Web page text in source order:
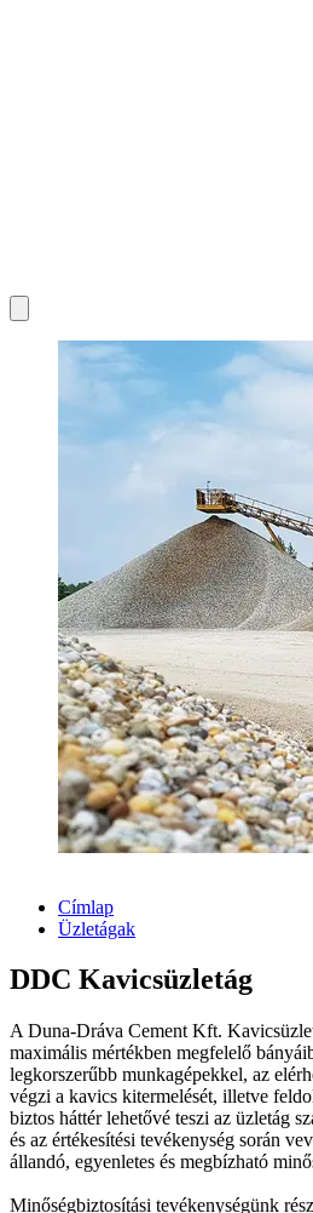
Címlap
Üzletágak
DDC Kavicsüzletág
A Duna-Dráva Cement Kft.
maximális mértékben megfelelő
legkorszerűbb munkagépekkel, az
végzi a kavics kitermelését, illetve
biztos háttér lehetővé teszi az üzletág
és az értékesítési tevékenység során
állandó, egyenletes és megbízható
Minőségbiztosítási tevékenységünk